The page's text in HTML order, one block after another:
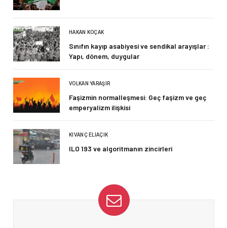
HAKAN KOÇAK
Sınıfın kayıp asabiyesi ve sendikal arayışlar :
Yapı, dönem, duygular
VOLKAN YARAŞIR
Faşizmin normalleşmesi: Geç faşizm ve geç
emperyalizm ilişkisi
KIVANÇ ELIAÇIK
ILO 193 ve algoritmanın zincirleri